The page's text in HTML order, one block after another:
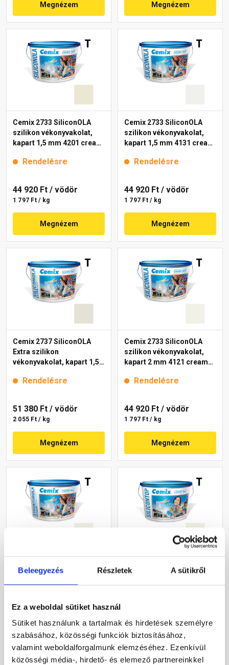
Beleegyezés Részletek A sütikről
Ez a weboldal sütiket használ
Sütiket használunk a tartalmak és hirdetések személyre
szabásához, közösségi funkciók biztosításához,
valamint weboldalforgalmunk elemzéséhez. Ezenkívül
közösségi média-, hirdető- és elemező partnereinkkel
Megnézem Megnézem
Cemix 2733 SiliconOLA
szilikon vékonyvakolat,
kapart 1,5 mm 4201 cream
Rendelésre
44 920 Ft / vödör
1 797 Ft / kg
Megnézem
Cemix 2733 SiliconOLA
szilikon vékonyvakolat,
kapart 1,5 mm 4131 cream
Rendelésre
44 920 Ft / vödör
1 797 Ft / kg
Megnézem
Cemix 2737 SiliconOLA
Extra szilikon
vékonyvakolat, kapart 1,5
Rendelésre
51 380 Ft / vödör
2 055 Ft / kg
Megnézem
Cemix 2733 SiliconOLA
szilikon vékonyvakolat,
kapart 2 mm 4121 cream
Rendelésre
44 920 Ft / vödör
1 797 Ft / kg
Megnézem
Dekor diszperziós
32 720 Ft/ vödör
1 309 Ft / kg
Megnézem
szilikon vékonyvakolat,
44 920 Ft/ vödör
1 797 Ft / kg
Megnézem